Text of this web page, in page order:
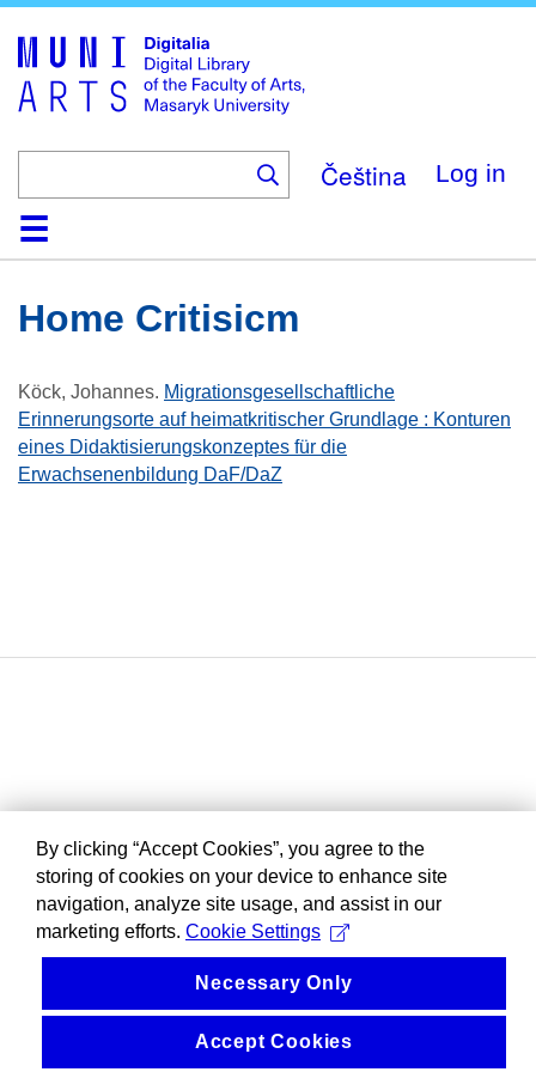
main
content
Čeština Log in
HomeCollections
Browse
Search
About
HelpContactDigitalia
Home Critisicm
Köck, Johannes. Migrationsgesellschaftliche
Erinnerungsorte auf heimatkritischer Grundlage : Konturen
eines Didaktisierungskonzeptes für die
Erwachsenenbildung DaF/DaZ
By clicking “Accept Cookies”, you agree to the
storing of cookies on your device to enhance site
navigation, analyze site usage, and assist in our
marketing efforts. Cookie Settings
Necessary Only
Accept Cookies